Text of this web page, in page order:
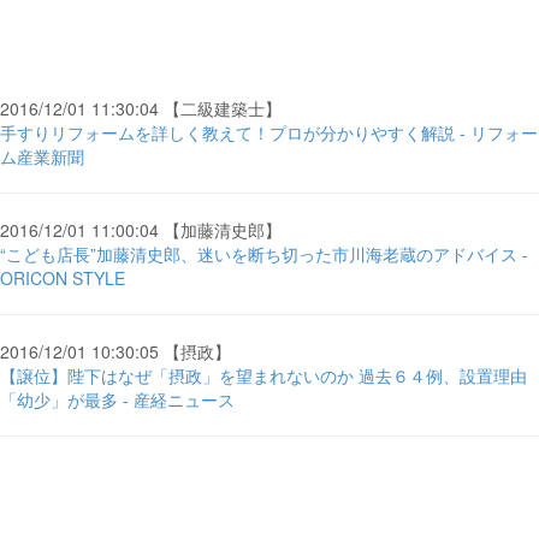
2016/12/01 11:30:04 【二級建築士】
手すりリフォームを詳しく教えて！プロが分かりやすく解説 - リフォー
ム産業新聞
2016/12/01 11:00:04 【加藤清史郎】
“こども店長”加藤清史郎、迷いを断ち切った市川海老蔵のアドバイス -
ORICON STYLE
2016/12/01 10:30:05 【摂政】
【譲位】陛下はなぜ「摂政」を望まれないのか 過去６４例、設置理由
「幼少」が最多 - 産経ニュース